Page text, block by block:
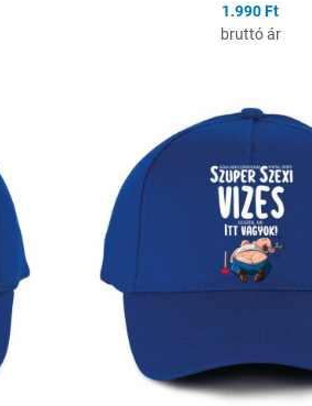
1.990 Ft
bruttó ár
Hozzáadás a kívánságlistához
Összehasonlítás
Gyors nézet